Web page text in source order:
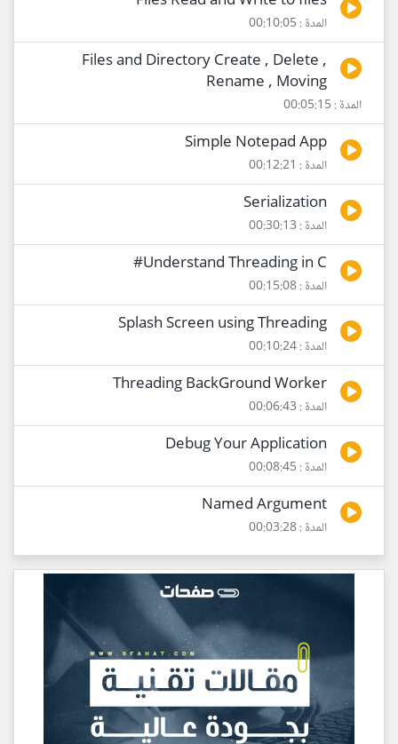
المدة : 00:10:05
Files and Directory Create , Delete ,
Rename , Moving
المدة : 00:05:15
Simple Notepad App
المدة : 00:12:21
Serialization
المدة : 00:30:13
Understand Threading in C#
المدة : 00:15:08
Splash Screen using Threading
المدة : 00:10:24
Threading BackGround Worker
المدة : 00:06:43
Debug Your Application
المدة : 00:08:45
Named Argument
المدة : 00:03:28